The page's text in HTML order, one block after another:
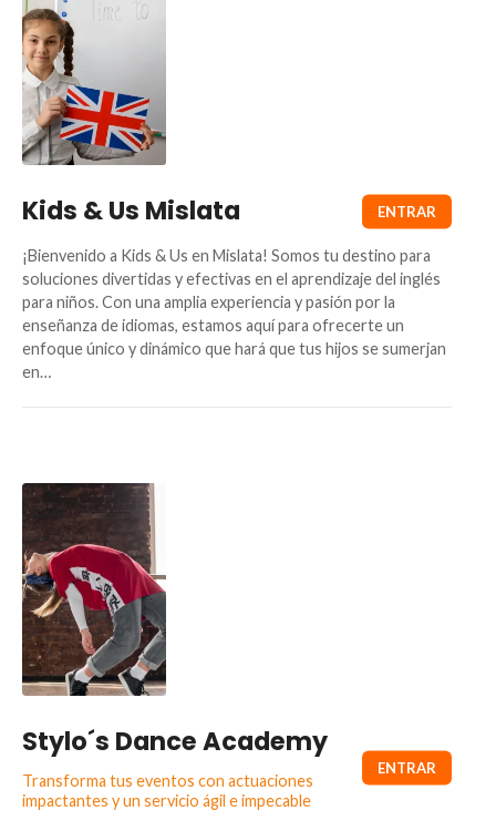
Kids & Us Mislata
¡Bienvenido a Kids & Us en Mislata! Somos tu destino para
soluciones divertidas y efectivas en el aprendizaje del inglés
para niños. Con una amplia experiencia y pasión por la
enseñanza de idiomas, estamos aquí para ofrecerte un
enfoque único y dinámico que hará que tus hijos se sumerjan
en…
Stylo´s Dance Academy
Transforma tus eventos con actuaciones
impactantes y un servicio ágil e impecable